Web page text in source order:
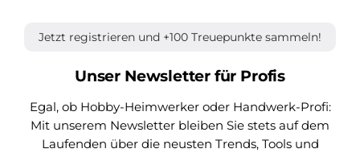
Jetzt registrieren und +100 Treuepunkte sammeln!
Unser Newsletter für Profis
Egal, ob Hobby-Heimwerker oder Handwerk-Profi:
Mit unserem Newsletter bleiben Sie stets auf dem
Laufenden über die neusten Trends, Tools und